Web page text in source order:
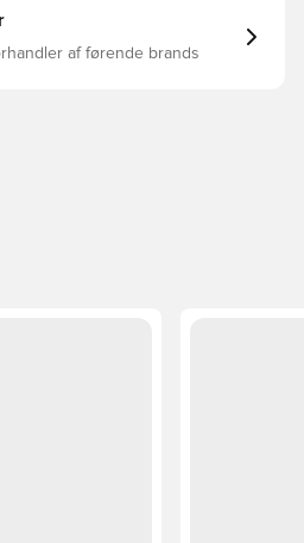
af førende brands